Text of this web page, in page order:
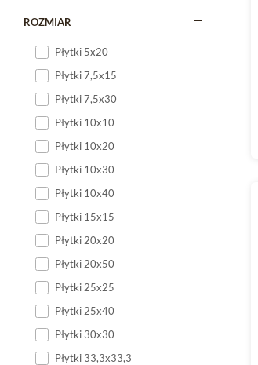
ROZMIAR
Płytki 5x20
Płytki 7,5x15
Płytki 7,5x30
Płytki 10x10
Płytki 10x20
Płytki 10x30
Płytki 10x40
Płytki 15x15
Płytki 20x20
Płytki 20x50
Płytki 25x25
Płytki 25x40
Płytki 30x30
Płytki 33,3x33,3